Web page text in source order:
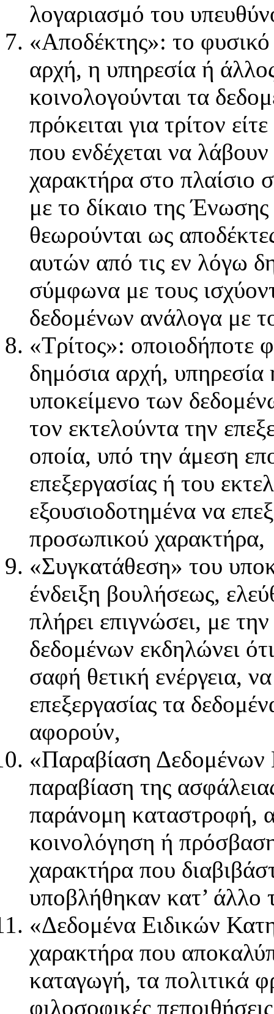
λογαριασμό του
«Αποδέκτης»: το
αρχή, η υπηρεσία ή
κοινολογούνται τα
πρόκειται για τρίτον
που ενδέχεται να
χαρακτήρα στο πλαίσιο
με το δίκαιο της
θεωρούνται ως
αυτών από τις εν λόγω
σύμφωνα με τους
δεδομένων ανάλογα με
«Τρίτος»: οποιοδήποτε
δημόσια αρχή, υπηρεσία
υποκείμενο των
τον εκτελούντα την
οποία, υπό την άμεση
επεξεργασίας ή του
εξουσιοδοτημένα να
προσωπικού χαρακτήρα,
«Συγκατάθεση» του
ένδειξη βουλήσεως,
πλήρει επιγνώσει, με
δεδομένων εκδηλώνει
σαφή θετική ενέργεια,
επεξεργασίας τα
αφορούν,
«Παραβίαση
παραβίαση της
παράνομη καταστροφή,
κοινολόγηση ή
χαρακτήρα που
υποβλήθηκαν κατ’ άλλο
«Δεδομένα Ειδικών
χαρακτήρα που
καταγωγή, τα πολιτικά
φιλοσοφικές